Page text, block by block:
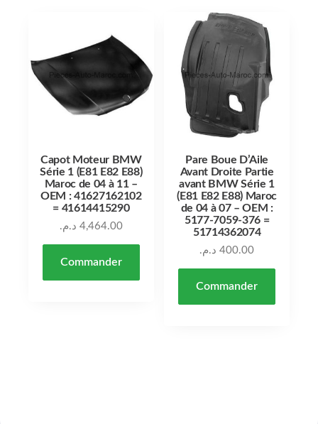
Capot Moteur BMW
Série 1 (E81 E82 E88)
Maroc de 04 à 11 –
OEM : 41627162102
= 41614415290
4,464.00 د.م.
Commander
Pare Boue D’Aile
Avant Droite Partie
avant BMW Série 1
(E81 E82 E88) Maroc
de 04 à 07 – OEM :
5177-7059-376 =
51714362074
400.00 د.م.
Commander